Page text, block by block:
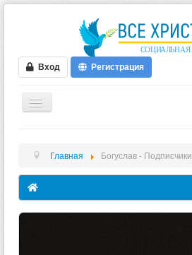
Вход Регистрация
ФОРУМ
ВИДЕО
БЛОГИ
Главная Богуслав - Подписчики